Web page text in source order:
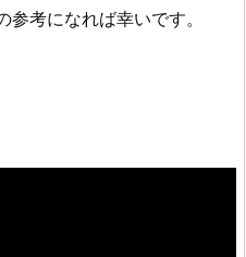
考になれば幸いです。